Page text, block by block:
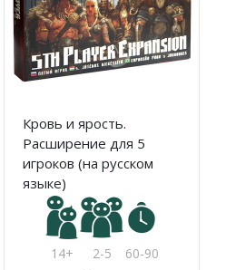
Кровь и ярость.
Расширение для 5
игроков (на русском
языке)
14+ 2-5 60-90